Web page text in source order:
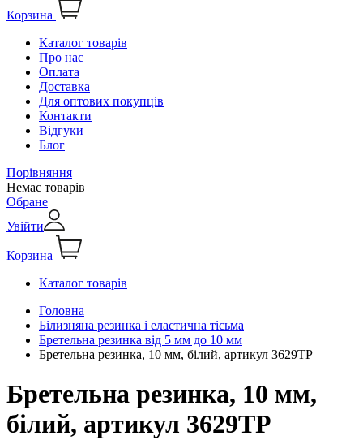
Корзина
Каталог товарів
Про нас
Оплата
Доставка
Для оптових покупців
Контакти
Відгуки
Блог
Порівняння
Немає товарів
Обране
Увійти
Корзина
Каталог товарів
Головна
Білизняна резинка і еластична тісьма
Бретельна резинка від 5 мм до 10 мм
Бретельна резинка, 10 мм, білий, артикул 3629ТР
Бретельна резинка, 10 мм,
білий, артикул 3629ТР